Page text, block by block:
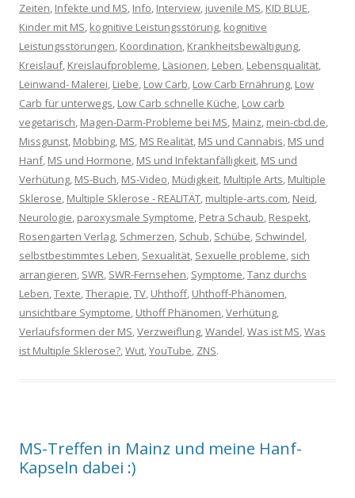
Zeiten, Infekte und MS, Info, Interview, juvenile MS, KID BLUE,
Kinder mit MS, kognitive Leistungsstörung, kognitive
Leistungsstörungen, Koordination, Krankheitsbewältigung,
Kreislauf, Kreislaufprobleme, Läsionen, Leben, Lebensqualität,
Leinwand- Malerei, Liebe, Low Carb, Low Carb Ernährung, Low
Carb für unterwegs, Low Carb schnelle Küche, Low carb
vegetarisch, Magen-Darm-Probleme bei MS, Mainz, mein-cbd.de,
Missgunst, Mobbing, MS, MS Realität, MS und Cannabis, MS und
Hanf, MS und Hormone, MS und Infektanfälligkeit, MS und
Verhütung, MS-Buch, MS-Video, Müdigkeit, Multiple Arts, Multiple
Sklerose, Multiple Sklerose - REALITÄT, multiple-arts.com, Neid,
Neurologie, paroxysmale Symptome, Petra Schaub, Respekt,
Rosengarten Verlag, Schmerzen, Schub, Schübe, Schwindel,
selbstbestimmtes Leben, Sexualität, Sexuelle probleme, sich
arrangieren, SWR, SWR-Fernsehen, Symptome,Tanz durchs
Leben,Texte,Therapie,TV, Uhthoff, Uhthoff-Phänomen,
unsichtbare Symptome, Uthoff Phänomen,Verhütung,
Verlaufsformen der MS,Verzweiflung,Wandel,Was ist MS,Was
ist Multiple Sklerose?,Wut,YouTube, ZNS.
MS-Treffen in Mainz und meine Hanf-
Kapseln dabei :)